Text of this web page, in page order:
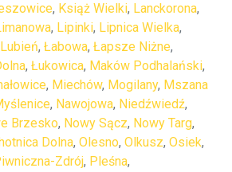
, Książ Wielki, Lanckorona,
, Lipinki, Lipnica Wielka,
Lubień, Łabowa, Łapsze Niżne,
, Łukowica, Maków Podhalański,
, Miechów, Mogilany, Mszana
, Nawojowa, Niedźwiedź,
Brzesko, Nowy Sącz, Nowy Targ,
Dolna, Olesno, Olkusz, Osiek,
Zdrój, Pleśna,